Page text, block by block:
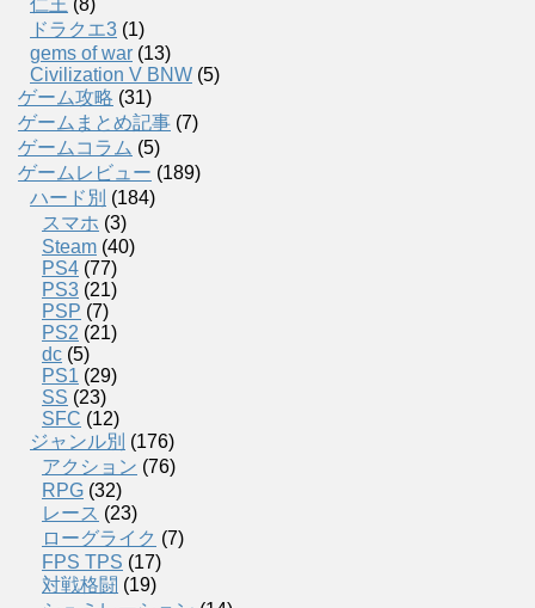
ドラクエ3 (1)
gems of war (13)
Civilization V BNW (5)
ゲーム攻略 (31)
ゲームまとめ記事 (7)
ゲームコラム (5)
ゲームレビュー (189)
ハード別 (184)
スマホ (3)
Steam (40)
PS4 (77)
PS3 (21)
PSP (7)
PS2 (21)
dc (5)
PS1 (29)
SS (23)
SFC (12)
ジャンル別 (176)
アクション (76)
RPG (32)
レース (23)
ローグライク (7)
FPS TPS (17)
対戦格闘 (19)